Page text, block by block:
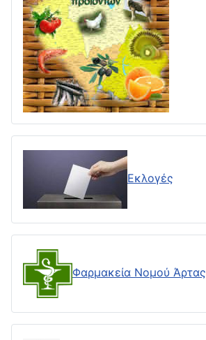
Εκλογές
Φαρμακεία Νομού Άρτας